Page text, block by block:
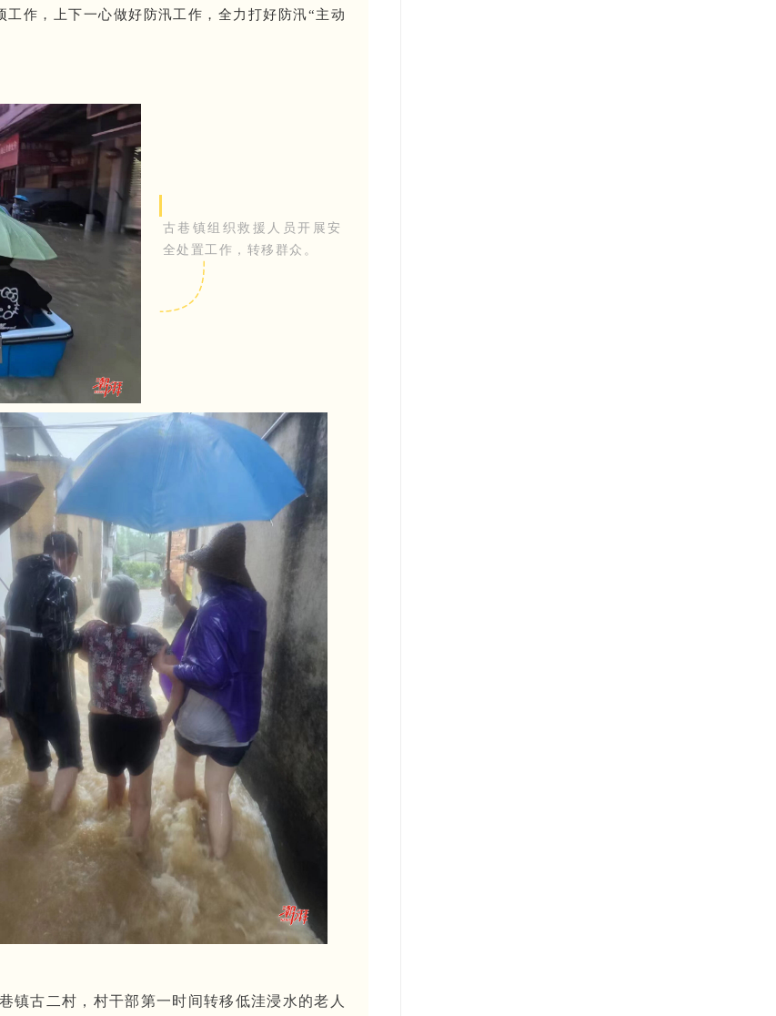
作，上下一心做好防汛工作，全力打好防汛“主动
古巷镇组织救援人员开展安
全处置工作，转移群众。
镇古二村，村干部第一时间转移低洼浸水的老人